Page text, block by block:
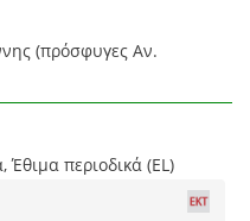
(πρόσφυγες Αν.
Έθιμα περιοδικά (EL)